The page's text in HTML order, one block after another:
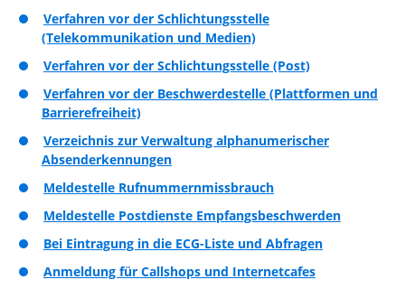
Verfahren vor der Schlichtungsstelle
(Telekommunikation und Medien)
Verfahren vor der Schlichtungsstelle (Post)
Verfahren vor der Beschwerdestelle (Plattformen und
Barrierefreiheit)
Verzeichnis zur Verwaltung alphanumerischer
Absenderkennungen
Meldestelle Rufnummernmissbrauch
Meldestelle Postdienste Empfangsbeschwerden
Bei Eintragung in die ECG-Liste und Abfragen
Anmeldung für Callshops und Internetcafes